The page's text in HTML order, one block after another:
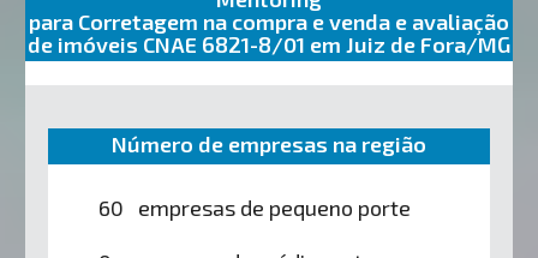
para Corretagem na compra e venda e avaliação
de imóveis CNAE 6821-8/01 em Juiz de Fora/MG
Número de empresas na região
60 empresas de pequeno porte